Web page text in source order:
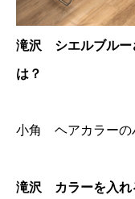
滝沢 シエルブルー
は？
小角 ヘアカラーの
滝沢 カラーを入れ